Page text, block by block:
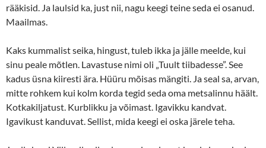
rääkisid. Ja laulsid ka, just nii, nagu keegi teine seda ei osanud.
Maailmas.
Kaks kummalist seika, hingust, tuleb ikka ja jälle meelde, kui
sinu peale mõtlen. Lavastuse nimi oli „Tuult tiibadesse”. See
kadus üsna kiiresti ära. Hüüru mõisas mängiti. Ja seal sa, arvan,
mitte rohkem kui kolm korda tegid seda oma metsalinnu häält.
Kotkakiljatust. Kurblikku ja võimast. Igavikku kandvat.
Igavikust kanduvat. Sellist, mida keegi ei oska järele teha.